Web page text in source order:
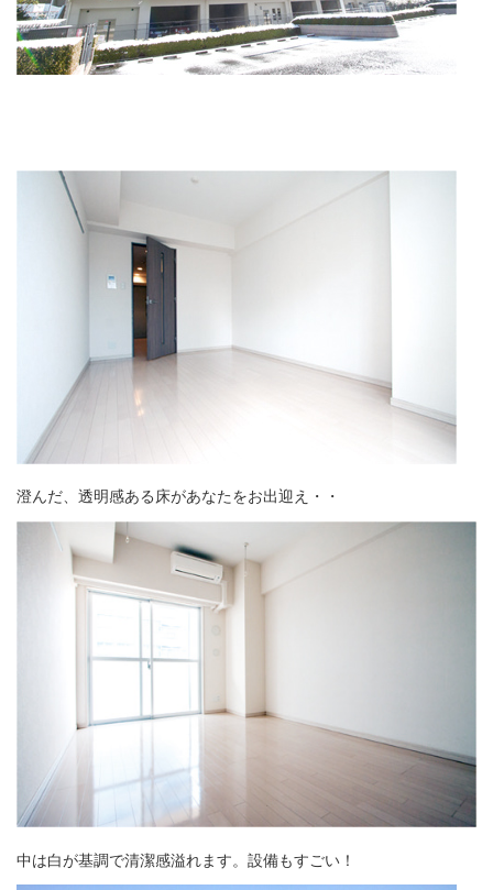
澄んだ、透明感ある床があなたをお出迎え・・
中は白が基調で清潔感溢れます。設備もすごい！